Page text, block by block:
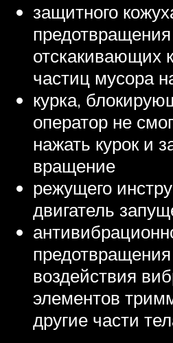
защитного
отскакивающих
частиц мусора
курка,
оператор не
нажать курок и
вращение
режущего
двигатель
воздействия
элементов
другие части